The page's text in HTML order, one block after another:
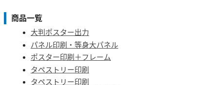
商品一覧
大判ポスター出力
パネル印刷・等身大パネル
ポスター印刷＋フレーム
タペストリー印刷
タペストリー印刷